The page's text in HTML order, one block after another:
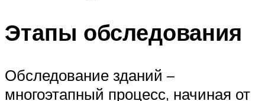
Этапы обследования
Обследование зданий –
многоэтапный процесс, начиная от